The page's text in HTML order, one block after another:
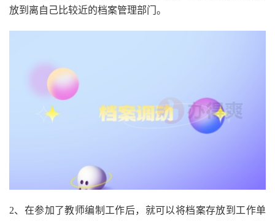
放到离自己比较近的档案管理部门。
2、在参加了教师编制工作后，就可以将档案存放到工作单